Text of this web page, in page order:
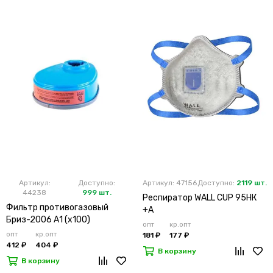
Артикул:
44238
Доступно:
999 шт.
Фильтр противогазовый
Бриз-2006 А1 (х100)
опт
412 ₽
кр.опт
404 ₽
В корзину
Артикул: 47156Доступно: 2119 шт.
Респиратор WALL CUP 95HК
+А
опт
181 ₽
кр.опт
177 ₽
В корзину